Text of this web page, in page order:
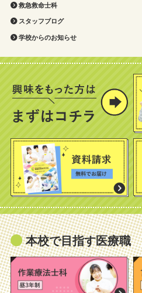
救急救命士科
スタッフブログ
学校からのお知らせ
本校で目指す医療職